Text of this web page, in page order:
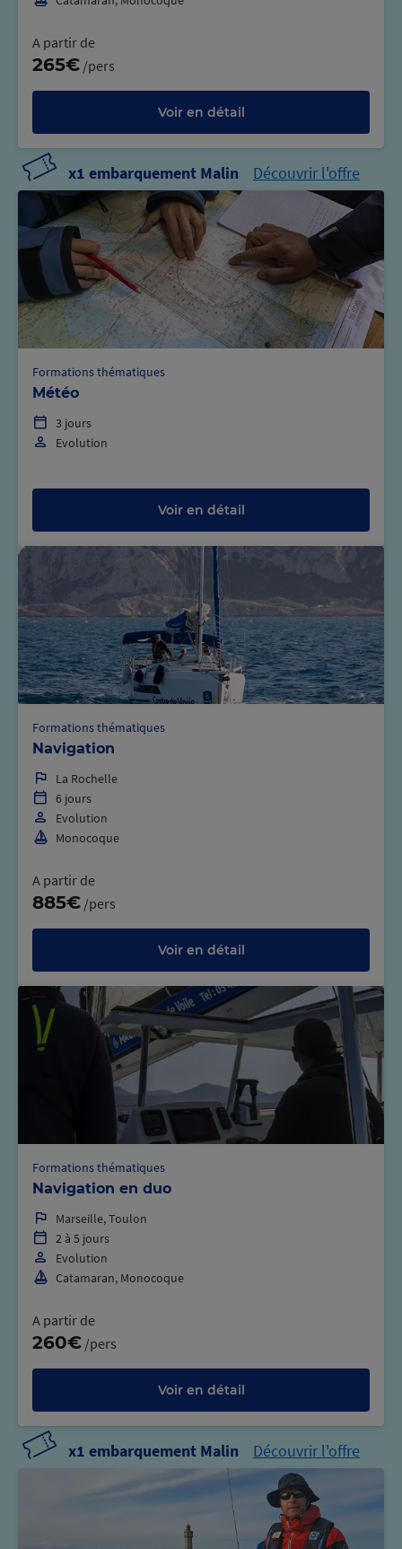
A partir de
265€ /pers
Voir en détail
x1 embarquement Malin Découvrir l'offre
Formations thématiques
Météo
3 jours
Evolution
Voir en détail
Formations thématiques
Navigation
La Rochelle
6 jours
Evolution
Monocoque
A partir de
885€ /pers
Voir en détail
Formations thématiques
Navigation en duo
Marseille, Toulon
2 à 5 jours
Evolution
Catamaran, Monocoque
A partir de
260€ /pers
Voir en détail
x1 embarquement Malin Découvrir l'offre